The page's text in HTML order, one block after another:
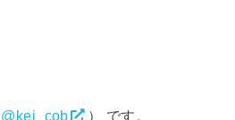
@kei_cob ） です。